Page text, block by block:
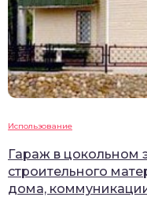
Использование
Гараж в цокольном
строительного
дома,